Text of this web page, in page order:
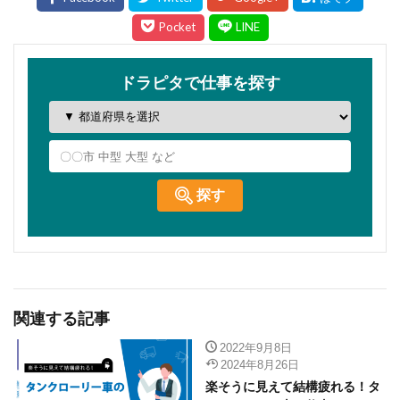
関連する記事
2022年9月8日
2024年8月26日
楽そうに見えて結構疲れる！タ